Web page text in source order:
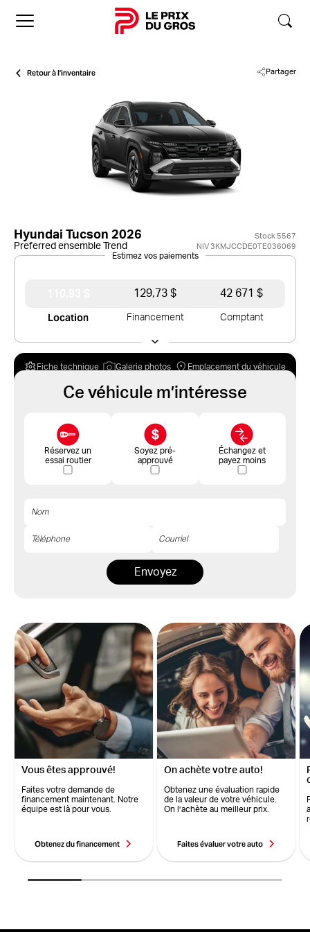
Accueil
Retour à l'inventaire Partager
Hyundai Tucson 2026 Stock 5567
Preferred ensemble Trend NIV 3KMJCCDE0TE036069
Estimez vos paiements
129,73 $ 42 671 $
Location Financement Comptant
Fiche technique Galerie photos Emplacement du véhicule
Ce véhicule m’intéresse
Réservez un
essai routier
Soyez pré-
approuvé
Échangez et
payez moins
Envoyez
Vous êtes approuvé!
Faites votre demande de
financement maintenant. Notre
équipe est là pour vous.
Obtenez du financement
On achète votre auto!
Obtenez une évaluation rapide
de la valeur de votre véhicule.
On l’achète au meilleur prix.
Faites évaluer votre auto